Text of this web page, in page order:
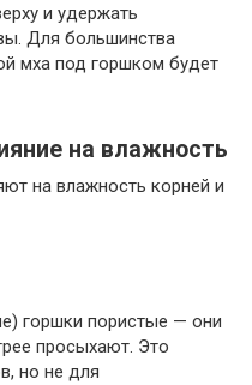
и удержать
Для большинства
мха под горшком будет
на влажность
на влажность корней и
горшки пористые — они
просыхают. Это
но не для